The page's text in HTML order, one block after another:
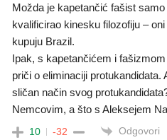
Možda je kapetančić fašist
kvalificirao kinesku filozofiju –
kupuju Brazil.
Ipak, s kapetančićem i
priči o eliminaciji protukandidata.
sličan način svog
Nemcovim, a što s Aleksejem
10 -32 Odgovori